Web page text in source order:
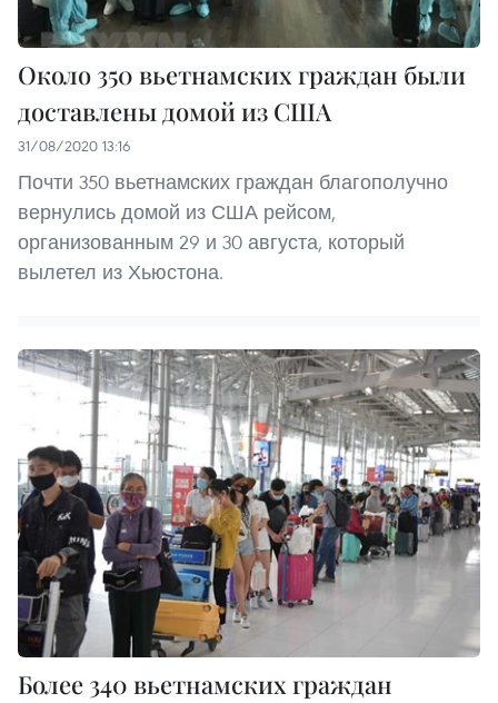
Около 350 вьетнамских граждан были
доставлены домой из США
31/08/2020 13:16
Почти 350 вьетнамских граждан благополучно
вернулись домой из США рейсом,
организованным 29 и 30 августа, который
вылетел из Хьюстона.
Более 340 вьетнамских граждан